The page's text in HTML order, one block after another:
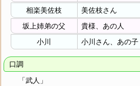
相楽美佐枝
美佐枝さん
坂上姉弟の父
貴様、あの人
小川
小川さん、あの子
口調
「武人」